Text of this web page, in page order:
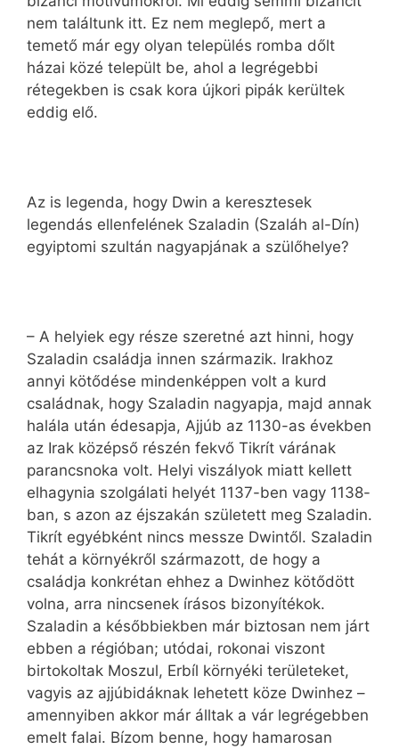
nem találtunk itt. Ez nem meglepő, mert a
temető már egy olyan település romba dőlt
házai közé települt be, ahol a legrégebbi
rétegekben is csak kora újkori pipák kerültek
eddig elő.
Az is legenda, hogy Dwin a keresztesek
legendás ellenfelének Szaladin (Szaláh al-Dín)
egyiptomi szultán nagyapjának a szülőhelye?
– A helyiek egy része szeretné azt hinni, hogy
Szaladin családja innen származik. Irakhoz
annyi kötődése mindenképpen volt a kurd
családnak, hogy Szaladin nagyapja, majd annak
halála után édesapja, Ajjúb az 1130-as években
az Irak középső részén fekvő Tikrít várának
parancsnoka volt. Helyi viszályok miatt kellett
elhagynia szolgálati helyét 1137-ben vagy 1138-
ban, s azon az éjszakán született meg Szaladin.
Tikrít egyébként nincs messze Dwintől. Szaladin
tehát a környékről származott, de hogy a
családja konkrétan ­ehhez a Dwinhez kötődött
volna, arra nincsenek írásos bizonyítékok.
Szaladin a későbbiekben már biztosan nem járt
ebben a régióban; utódai, rokonai viszont
birtokoltak Moszul, Erbíl környéki területeket,
vagyis az ajjúbidáknak lehetett köze Dwinhez –
amennyiben akkor már álltak a vár legrégebben
emelt falai. Bízom benne, hogy hamarosan